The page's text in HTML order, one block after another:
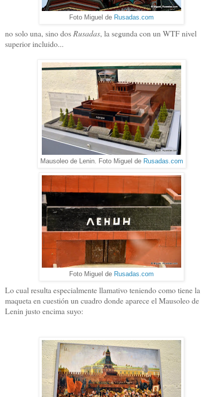
Foto Miguel de Rusadas.com
no solo una, sino dos Rusadas, la segunda con un WTF nivel
superior incluido...
Mausoleo de Lenin. Foto Miguel de Rusadas.com
Foto Miguel de Rusadas.com
Lo cual resulta especialmente llamativo teniendo como tiene la
maqueta en cuestión un cuadro donde aparece el Mausoleo de
Lenin justo encima suyo: